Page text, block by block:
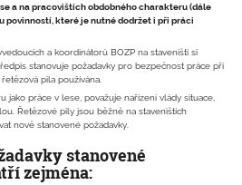
a na pracovištích obdobného charakteru (dále
povinností, které je nutné dodržet i při práci
a koordinátorů BOZP na staveništi si
stanovuje požadavky pro bezpečnost práce při
pila používána.
jako práce v lese, považuje nařízení vlády situace,
Řetězové pily jsou běžně na staveništích
nově stanovené požadavky.
stanovené
zejména: